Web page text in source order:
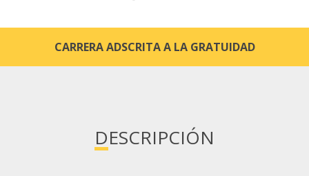
CARRERA ADSCRITA A LA GRATUIDAD
DESCRIPCIÓN